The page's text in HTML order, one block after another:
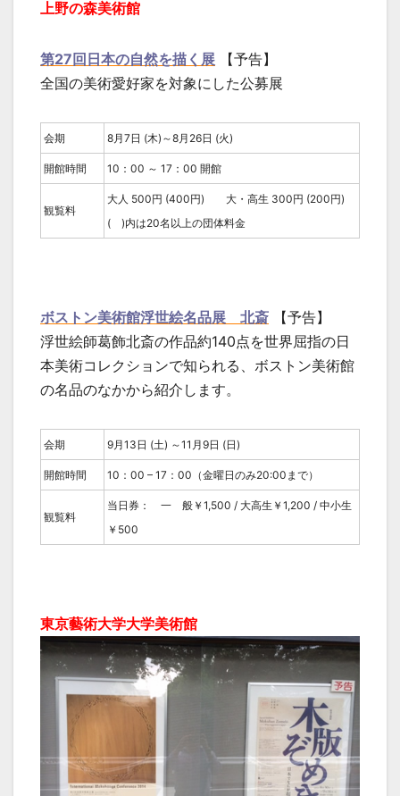
上野の森美術館
第27回日本の自然を描く展 【予告】
全国の美術愛好家を対象にした公募展
会期 8月7日 (木)～8月26日 (火)
開館時間 10：00 ～ 17：00 開館
観覧料
大人 500円 (400円) 大・高生 300円 (200円)
( )内は20名以上の団体料金
ボストン美術館浮世絵名品展 北斎 【予告】
浮世絵師葛飾北斎の作品約140点を世界屈指の日
本美術コレクションで知られる、ボストン美術館
の名品のなかから紹介します。
会期 9月13日 (土) ～11月9日 (日)
開館時間 10：00 – 17：00（金曜日のみ20:00まで）
観覧料
当日券： 一 般￥1,500 / 大高生￥1,200 / 中小生
￥500
東京藝術大学大学美術館